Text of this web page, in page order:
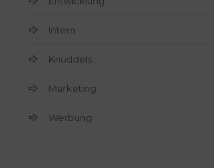
Intern
Knuddels
Marketing
Werbung